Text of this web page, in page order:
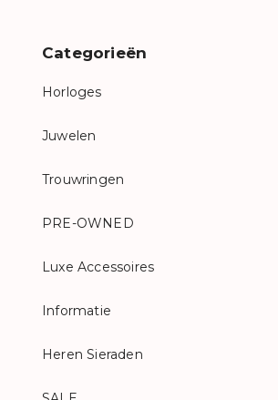
Categorieën
Horloges
Juwelen
Trouwringen
PRE-OWNED
Luxe Accessoires
Informatie
Heren Sieraden